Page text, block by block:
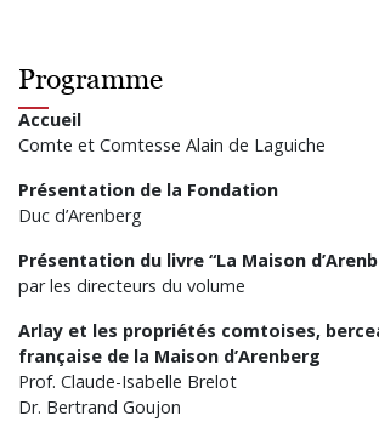
Programme
Accueil
Comte et Comtesse Alain de Laguiche
Présentation de la Fondation
Duc d’Arenberg
Présentation du livre “La Maison
par les directeurs du volume
Arlay et les propriétés comtoises,
française de la Maison d’Arenberg
Prof. Claude-Isabelle Brelot
Dr. Bertrand Goujon